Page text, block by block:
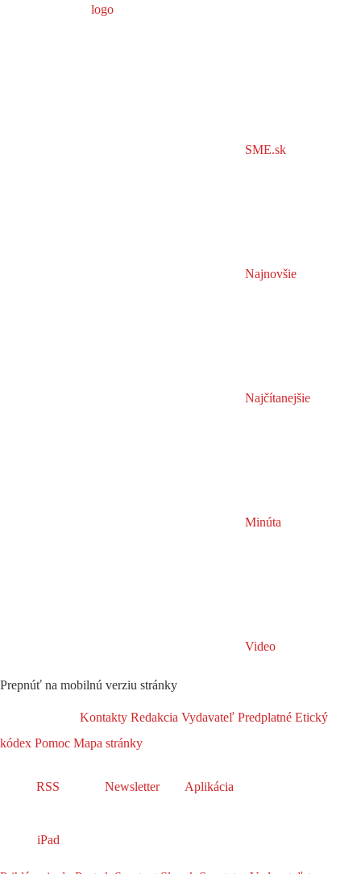
SME.sk
Najnovšie
Najčítanejšie
Minúta
Video
Prepnúť na mobilnú verziu stránky
Kontakty Redakcia Vydavateľ Predplatné Etický
kódex Pomoc Mapa stránky
RSS Newsletter Aplikácia
iPad